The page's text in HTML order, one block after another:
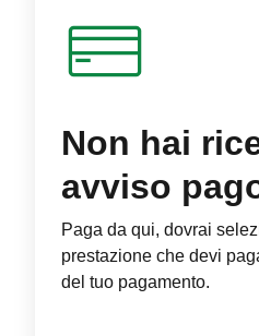
Non hai
avviso
Paga da qui, dovrai
prestazione che devi
del tuo pagamento.